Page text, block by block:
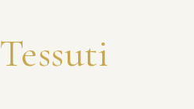
Tessuti